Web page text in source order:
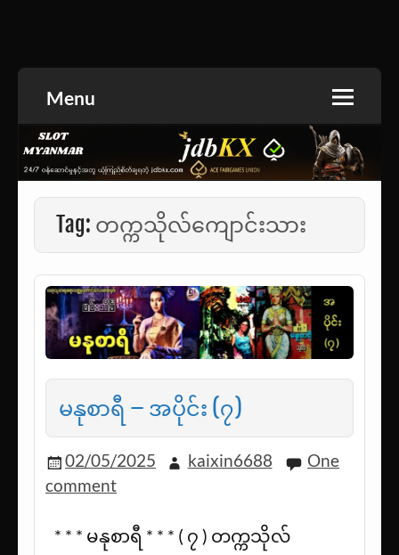
ဝတ္ထုတို
Menu
Tag: တက္ကသိုလ်ကျောင်းသား
မနုစာရီ – အပိုင်း (၇)
02/05/2025 kaixin6688
One
comment
* * * မနုစာရီ * * * ( ၇ ) တက္ကသိုလ်